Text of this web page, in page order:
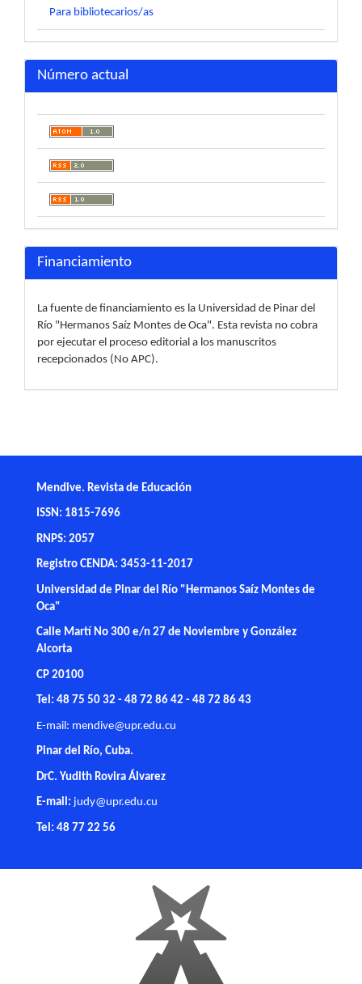
Para bibliotecarios/as
Número actual
Financiamiento
La fuente de financiamiento es la Universidad de Pinar del
Río "Hermanos Saíz Montes de Oca". Esta revista no cobra
por ejecutar el proceso editorial a los manuscritos
recepcionados (No APC).
Mendive. Revista de Educación
ISSN: 1815-7696
RNPS: 2057
Registro CENDA: 3453-11-2017
Universidad de Pinar del Río "Hermanos Saíz Montes de
Oca"
Calle Martí No 300 e/n 27 de Noviembre y González
Alcorta
CP 20100
Tel: 48 75 50 32 - 48 72 86 42 - 48 72 86 43
E-mail: mendive@upr.edu.cu
Pinar del Río, Cuba.
DrC. Yudith Rovira Álvarez
E-mail: judy@upr.edu.cu
Tel: 48 77 22 56